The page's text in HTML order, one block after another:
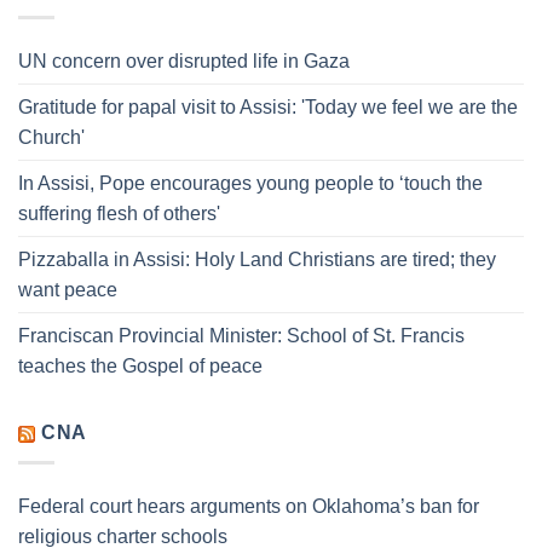
UN concern over disrupted life in Gaza
Gratitude for papal visit to Assisi: 'Today we feel we are the
Church'
In Assisi, Pope encourages young people to ‘touch the
suffering flesh of others'
Pizzaballa in Assisi: Holy Land Christians are tired; they
want peace
Franciscan Provincial Minister: School of St. Francis
teaches the Gospel of peace
CNA
Federal court hears arguments on Oklahoma’s ban for
religious charter schools